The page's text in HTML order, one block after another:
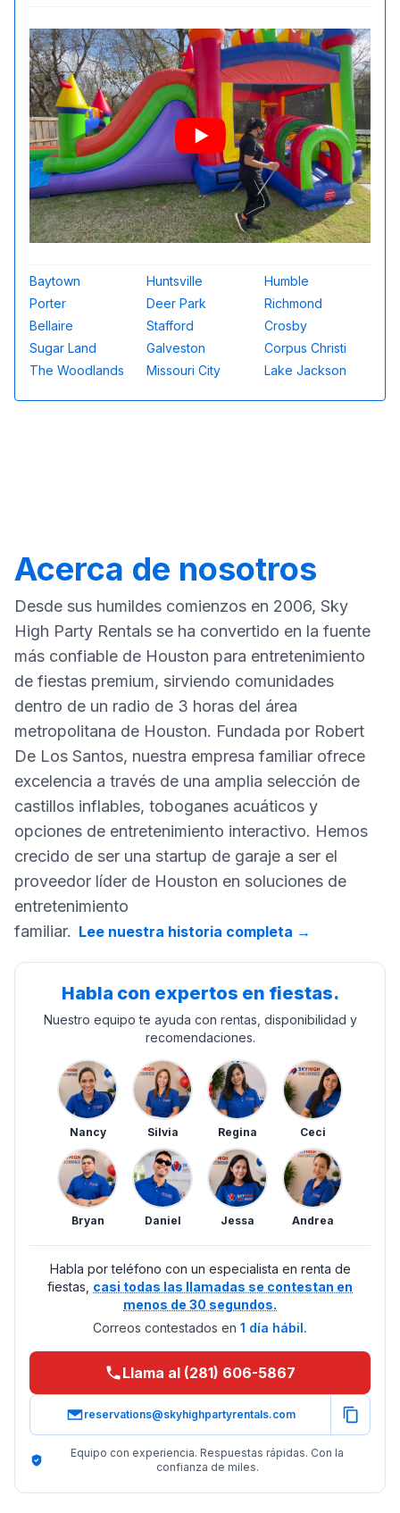
Baytown Huntsville
Humble
Porter
Deer Park
Richmond
Bellaire
Stafford
Crosby
Sugar Land
Galveston
Corpus Christi
The Woodlands
Missouri City Lake Jackson
Acerca de nosotros
Desde sus humildes comienzos en 2006, Sky
High Party Rentals se ha convertido en la fuente
más confiable de Houston para entretenimiento
de fiestas premium, sirviendo comunidades
dentro de un radio de 3 horas del área
metropolitana de Houston. Fundada por Robert
De Los Santos, nuestra empresa familiar ofrece
excelencia a través de una amplia selección de
castillos inflables, toboganes acuáticos y
opciones de entretenimiento interactivo. Hemos
crecido de ser una startup de garaje a ser el
proveedor líder de Houston en soluciones de
entretenimiento
familiar. Lee nuestra historia completa →
Habla con expertos en fiestas.
Nuestro equipo te ayuda con rentas, disponibilidad y
recomendaciones.
Nancy Silvia Regina Ceci
Bryan Daniel Jessa Andrea
Habla por teléfono con un especialista en renta de
fiestas, casi todas las llamadas se contestan en
menos de 30 segundos.
Correos contestados en 1 día hábil.
Llama al (281) 606-5867
reservations@skyhighpartyrentals.com
Equipo con experiencia. Respuestas rápidas. Con la
confianza de miles.